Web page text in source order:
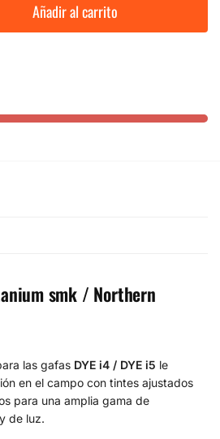
Añadir al carrito
smk / Northern
las gafas DYE i4 / DYE i5 le
en el campo con tintes ajustados
para una amplia gama de
de luz.